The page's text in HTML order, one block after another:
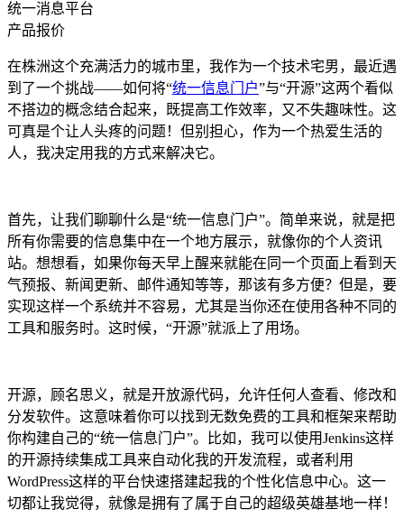
统一消息平台
产品报价
在株洲这个充满活力的城市里，我作为一个技术宅男，最近遇
到了一个挑战——如何将“统一信息门户”与“开源”这两个看似
不搭边的概念结合起来，既提高工作效率，又不失趣味性。这
可真是个让人头疼的问题！但别担心，作为一个热爱生活的
人，我决定用我的方式来解决它。
首先，让我们聊聊什么是“统一信息门户”。简单来说，就是把
所有你需要的信息集中在一个地方展示，就像你的个人资讯
站。想想看，如果你每天早上醒来就能在同一个页面上看到天
气预报、新闻更新、邮件通知等等，那该有多方便？但是，要
实现这样一个系统并不容易，尤其是当你还在使用各种不同的
工具和服务时。这时候，“开源”就派上了用场。
开源，顾名思义，就是开放源代码，允许任何人查看、修改和
分发软件。这意味着你可以找到无数免费的工具和框架来帮助
你构建自己的“统一信息门户”。比如，我可以使用Jenkins这样
的开源持续集成工具来自动化我的开发流程，或者利用
WordPress这样的平台快速搭建起我的个性化信息中心。这一
切都让我觉得，就像是拥有了属于自己的超级英雄基地一样！